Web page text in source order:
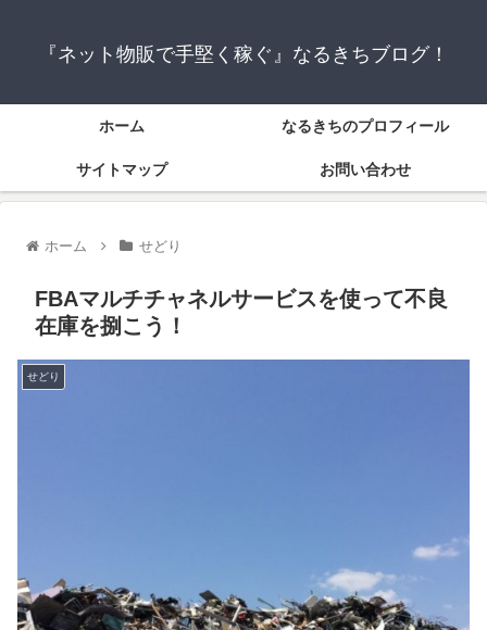
『ネット物販で手堅く稼ぐ』なるきちブログ！
ホーム なるきちのプロフィール
サイトマップ お問い合わせ
ホーム せどり
FBAマルチチャネルサービスを使って不良
在庫を捌こう！
せどり